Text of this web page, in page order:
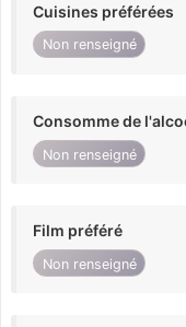
Cuisines préférées
Non renseigné
Consomme de
Non renseigné
Film préféré
Non renseigné